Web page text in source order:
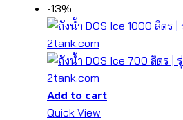
-13%
Add to cart
Quick View